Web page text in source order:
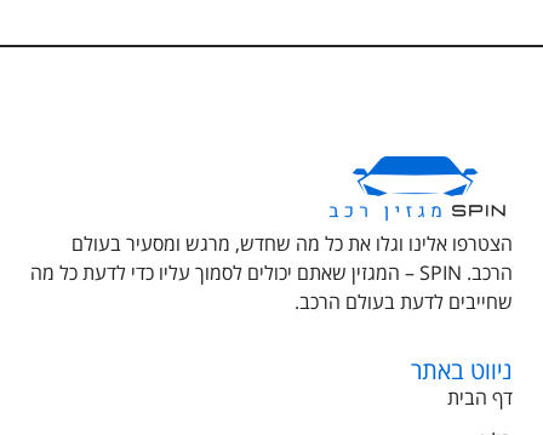
הצטרפו אלינו וגלו את כל מה שחדש, מרגש ומסעיר בעולם
הרכב. SPIN – המגזין שאתם יכולים לסמוך עליו כדי לדעת כל מה
שחייבים לדעת בעולם הרכב.
ניווט באתר
דף הבית